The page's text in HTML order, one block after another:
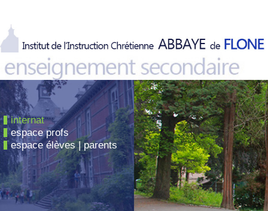
internat
espace profs
espace élèves | parents